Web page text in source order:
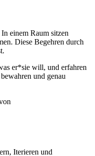
einem Raum sitzen
Diese Begehren durch
er*sie will, und erfahren
und genau
Iterieren und